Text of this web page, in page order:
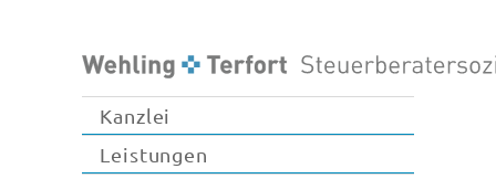
Kanzlei
Leistungen